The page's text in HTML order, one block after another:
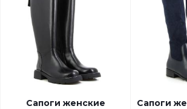
Сапоги женские
Сапоги